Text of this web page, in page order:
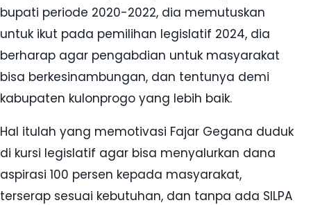
bupati periode 2020-2022, dia memutuskan
untuk ikut pada pemilihan legislatif 2024, dia
berharap agar pengabdian untuk masyarakat
bisa berkesinambungan, dan tentunya demi
kabupaten kulonprogo yang lebih baik.
Hal itulah yang memotivasi Fajar Gegana duduk
di kursi legislatif agar bisa menyalurkan dana
aspirasi 100 persen kepada masyarakat,
terserap sesuai kebutuhan, dan tanpa ada SILPA